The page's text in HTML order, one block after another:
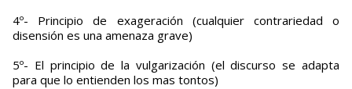
4º- Principio de exageración (cualquier contrariedad o
disensión es una amenaza grave)
5º- El principio de la vulgarización (el discurso se adapta
para que lo entienden los mas tontos)